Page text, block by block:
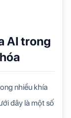
AI trong
nhiều khía
đây là một số